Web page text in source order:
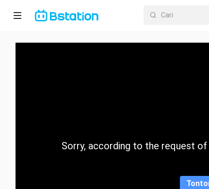
Halaman
KategoriSorry, according to the request